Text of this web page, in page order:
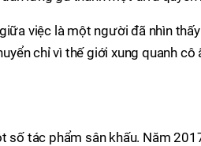
việc là một người đã nhìn thấy
chỉ vì thế giới xung quanh cô
số tác phẩm sân khấu. Năm